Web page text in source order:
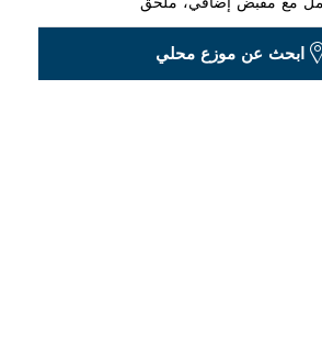
ابحث عن موزع محلي